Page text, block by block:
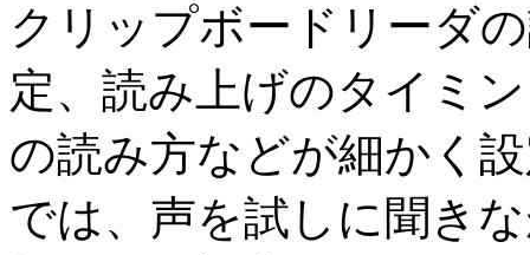
クリップボードリーダ
定、読み上げのタイミ
の読み方などが細かく
では、声を試しに聞き